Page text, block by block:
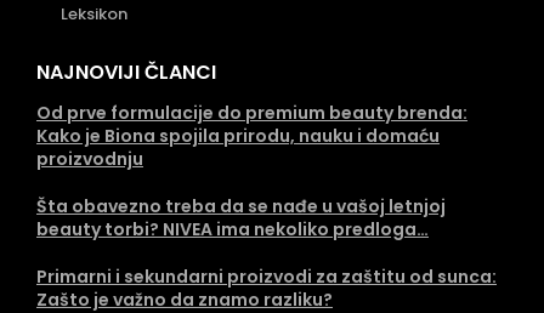
Leksikon
NAJNOVIJI ČLANCI
Od prve formulacije do premium beauty brenda:
Kako je Biona spojila prirodu, nauku i domaću
proizvodnju
Šta obavezno treba da se nađe u vašoj letnjoj
beauty torbi? NIVEA ima nekoliko predloga…
Primarni i sekundarni proizvodi za zaštitu od sunca:
Zašto je važno da znamo razliku?